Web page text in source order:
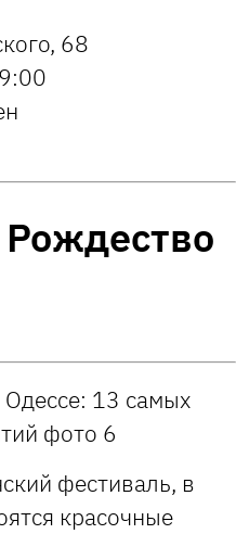
68
фестиваль, в
красочные